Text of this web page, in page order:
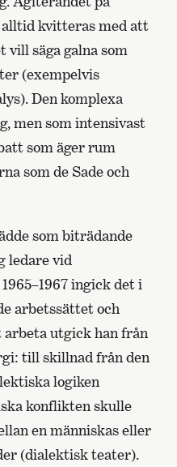
kvitteras med att
säga galna som
(exempelvis
Den komplexa
men som intensivast
som äger rum
som de Sade och
som biträdande
ledare vid
ingick det i
arbetssättet och
utgick han från
till skillnad från den
logiken
konflikten skulle
en människas eller
(dialektisk teater).